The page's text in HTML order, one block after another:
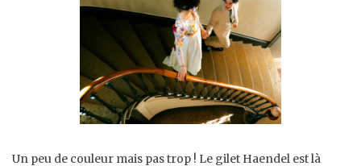
Un peu de couleur mais pas trop ! Le gilet Haendel est là